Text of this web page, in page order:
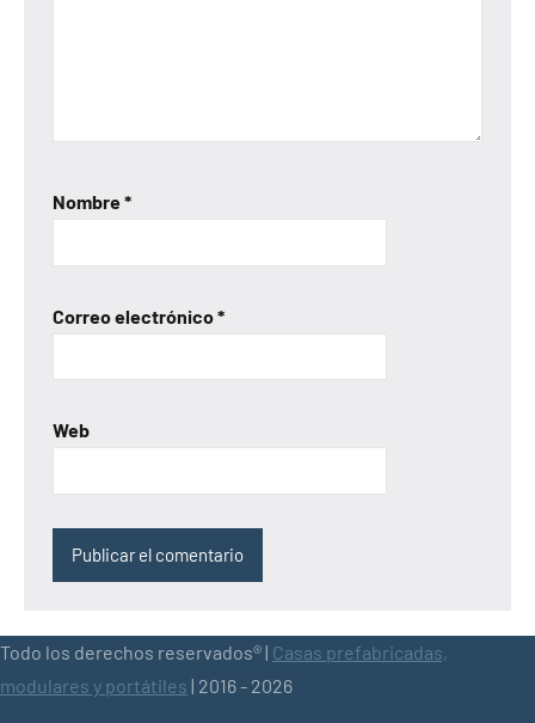
Nombre*
Correo electrónico*
Web
Todo los derechos reservados® | Casas prefabricadas,
modulares y portátiles | 2016 - 2026